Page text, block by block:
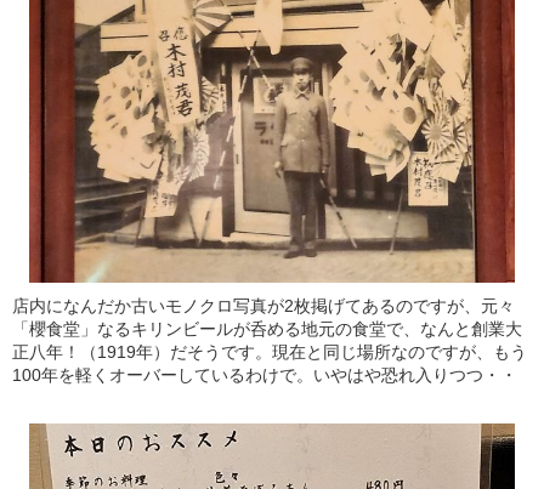
店内になんだか古いモノクロ写真が2枚掲げてあるのですが、元々
「櫻食堂」なるキリンビールが呑める地元の食堂で、なんと創業大
正八年！（1919年）だそうです。現在と同じ場所なのですが、もう
100年を軽くオーバーしているわけで。いやはや恐れ入りつつ・・